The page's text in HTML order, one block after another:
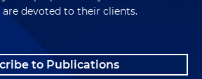
devoted to their clients.
to Publications